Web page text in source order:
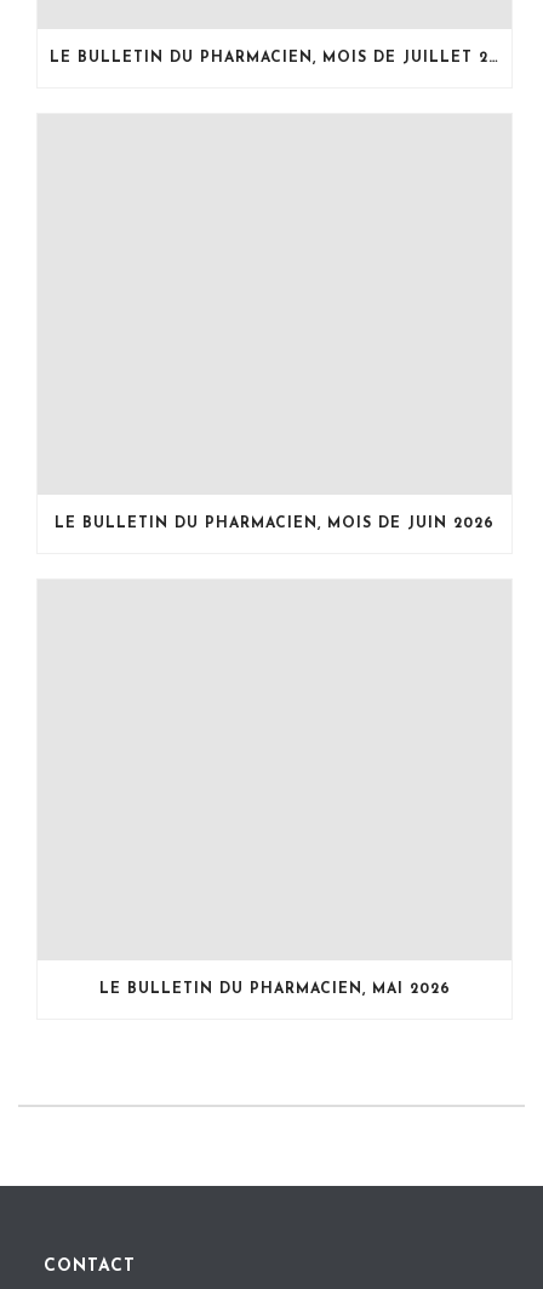
LE BULLETIN DU PHARMACIEN, MOIS DE JUILLET 2026
LE BULLETIN DU PHARMACIEN, MOIS DE JUIN 2026
LE BULLETIN DU PHARMACIEN, MAI 2026
CONTACT